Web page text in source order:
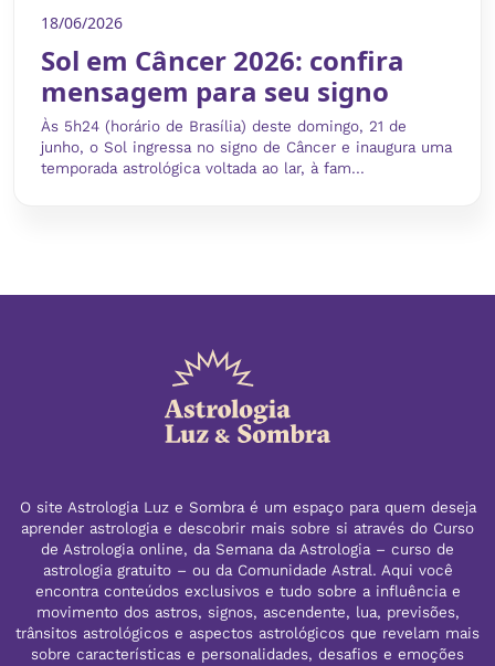
18/06/2026
Sol em Câncer 2026: confira
mensagem para seu signo
Às 5h24 (horário de Brasília) deste domingo, 21 de
junho, o Sol ingressa no signo de Câncer e inaugura uma
temporada astrológica voltada ao lar, à fam...
O site Astrologia Luz e Sombra é um espaço para quem deseja
aprender astrologia e descobrir mais sobre si através do Curso
de Astrologia online, da Semana da Astrologia – curso de
astrologia gratuito – ou da Comunidade Astral. Aqui você
encontra conteúdos exclusivos e tudo sobre a influência e
movimento dos astros, signos, ascendente, lua, previsões,
trânsitos astrológicos e aspectos astrológicos que revelam mais
sobre características e personalidades, desafios e emoções